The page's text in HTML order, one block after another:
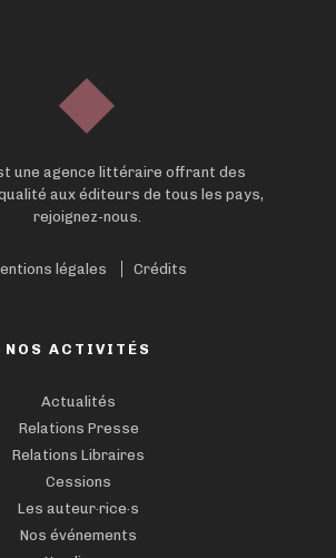
une agence littéraire offrant des
aux éditeurs de tous les pays,
rejoignez-nous.
légales Crédits
NOS ACTIVITÉS
Actualités
Relations Presse
Relations Libraires
Cessions
Les auteur·rice·s
Nos événements